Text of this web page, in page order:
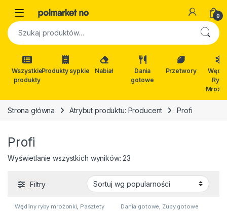
Open 0
Szukaj:
Wszystkie
produkty
Produkty sypkie Nabiał
Dania
gotowe
Przetwory
Ryby
Strona główna Atrybut produktu: Producent Profi
Profi
Wyświetlanie wszystkich wyników: 23
Filtry
Wędliny ryby mrożonki Pasztety Dania gotowe Zupy gotowe